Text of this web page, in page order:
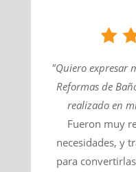
"Quiero expresar
Reformas de
realizado en
Fueron muy
necesidades, y
para